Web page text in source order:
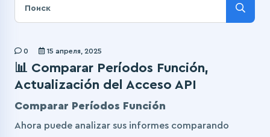
0 15 апреля, 2025
📊 Comparar Períodos Función,
Actualización del Acceso API
Comparar Períodos Función
Ahora puede analizar sus informes comparando